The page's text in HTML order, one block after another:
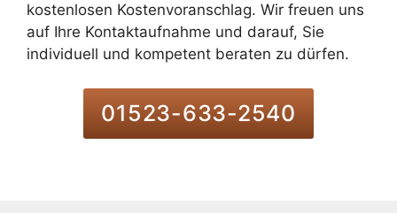
kostenlosen Kostenvoranschlag. Wir freuen uns
auf Ihre Kontaktaufnahme und darauf, Sie
individuell und kompetent beraten zu dürfen.
01523-633-2540